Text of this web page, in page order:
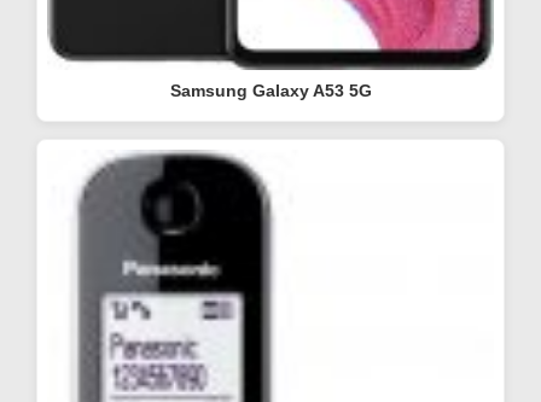
Samsung Galaxy A53 5G